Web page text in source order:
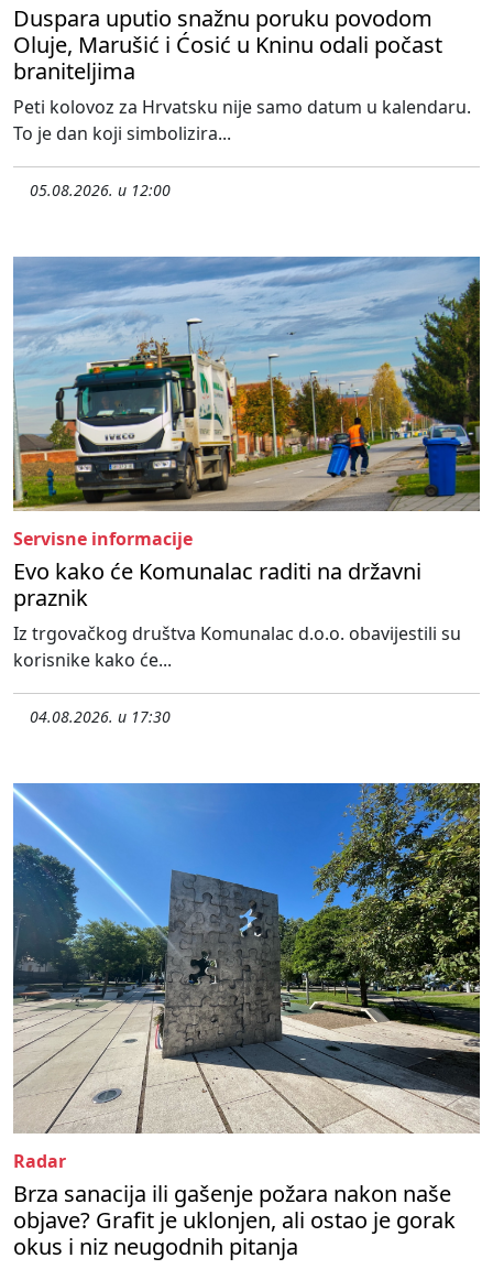
Duspara uputio snažnu poruku povodom
Oluje, Marušić i Ćosić u Kninu odali počast
braniteljima
Peti kolovoz za Hrvatsku nije samo datum u kalendaru.
To je dan koji simbolizira...
05.08.2026. u 12:00
Servisne informacije
Evo kako će Komunalac raditi na državni
praznik
Iz trgovačkog društva Komunalac d.o.o. obavijestili su
korisnike kako će...
04.08.2026. u 17:30
Radar
Brza sanacija ili gašenje požara nakon naše
objave? Grafit je uklonjen, ali ostao je gorak
okus i niz neugodnih pitanja